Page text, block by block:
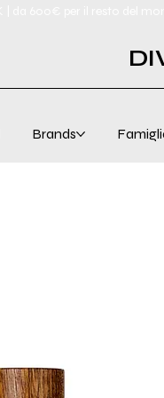
Brands